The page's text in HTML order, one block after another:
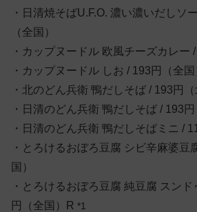
・日清焼そばU.F.O. 濃い濃いだしソ
（全国）
・カップヌードル 欧風チーズカレー
・カップヌードル しお / 193円（全国
・北のどん兵衛 鴨だしそば / 193円
・日清のどん兵衛 鴨だしそば / 193
・日清のどん兵衛 鴨だしそばミニ /
・とろけるおぼろ豆腐 シビ辛麻婆豆
国）
・とろけるおぼろ豆腐 純豆腐 スン
円（全国）R *1